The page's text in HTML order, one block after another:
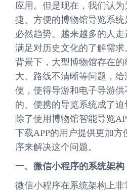
应用。但是现在，我们认
捷、方便的博物馆导览系
必然趋势。越来越多的人
满足对历史文化的了解需
背景下，大型博物馆存在
大、路线不清晰等问题，
便，使得导游和电子导游
的、便携的导览系统成了迫
除了使用博物馆智能导览
下载APP的用户提供更加方
序来解决这个问题。
一、微信小程序的系统架构
微信小程序在系统架构上